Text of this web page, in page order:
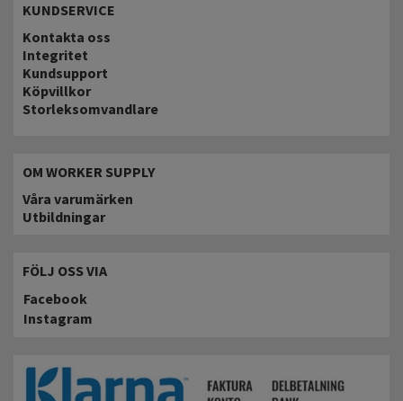
KUNDSERVICE
Kontakta oss
Integritet
Kundsupport
Köpvillkor
Storleksomvandlare
OM WORKER SUPPLY
Våra varumärken
Utbildningar
FÖLJ OSS VIA
Facebook
Instagram